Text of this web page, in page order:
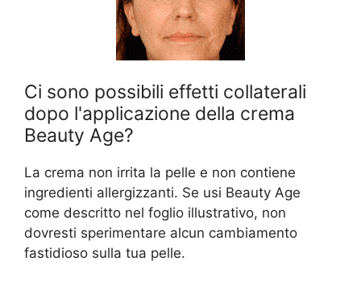
Ci sono possibili effetti collaterali
dopo l'applicazione della crema
Beauty Age?
La crema non irrita la pelle e non contiene
ingredienti allergizzanti. Se usi Beauty Age
come descritto nel foglio illustrativo, non
dovresti sperimentare alcun cambiamento
fastidioso sulla tua pelle.